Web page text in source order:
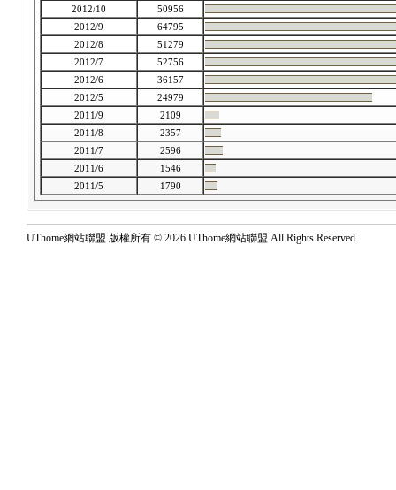
2012/10
50956
2012/9
64795
2012/8
51279
2012/7
52756
2012/6
36157
2012/5
24979
2011/9
2109
2011/8
2357
2011/7
2596
2011/6
1546
2011/5
1790
UThome網站聯盟 版權所有 © 2026 UThome網站聯盟 All Rights Reserved.